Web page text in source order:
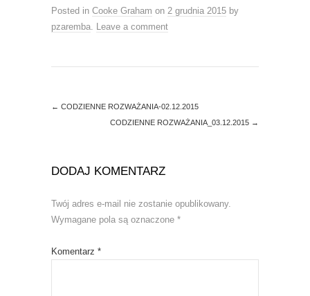
e
n
s
i
d
p
e
n
s
n
d
o
Posted in Cooke Graham on 2 grudnia 2015 by
pzaremba. Leave a comment
← CODZIENNE ROZWAŻANIA-02.12.2015
CODZIENNE ROZWAŻANIA_03.12.2015 →
DODAJ KOMENTARZ
Twój adres e-mail nie zostanie opublikowany.
Wymagane pola są oznaczone *
Komentarz *